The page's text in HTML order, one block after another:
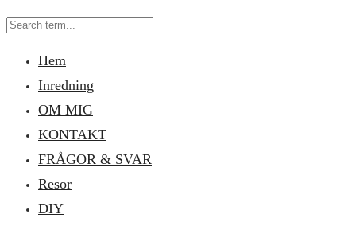
Hem
Inredning
OM MIG
KONTAKT
FRÅGOR & SVAR
Resor
DIY